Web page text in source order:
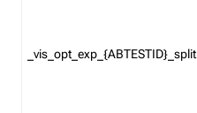
_vis_opt_exp_{ABTESTID}_split